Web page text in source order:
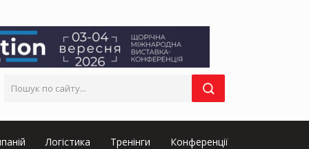
Логістика Тренінги Конференції